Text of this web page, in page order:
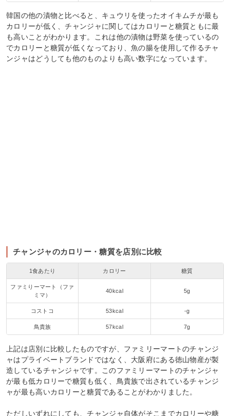
韓国の他の漬物と比べると、キュウリを使ったオイキムチが最も
カロリーが低く、チャンジャに関してはカロリーと糖質ともに最
も高いことがわかります。これは他の漬物は野菜を使っているの
でカロリーと糖質が低くなっており、魚の腸を使用して作るチャ
ンジャはどうしても他のものよりも高い数字になっています。
チャンジャのカロリー・糖質を店別に比較
1食あたり カロリー 糖質
ファミりーマート（ファ
ミマ）
40kcal 5g
コストコ 53kcal -g
鳥貴族 57kcal 7g
上記は店別に比較したものですが、ファミリーマートのチャンジ
ャはプライベートブランドではなく、大阪府にある徳山物産が製
造しているチャンジャです。このファミリーマートのチャンジャ
が最も低カロリーで糖質も低く、鳥貴族で出されているチャンジ
ャが最も高いカロリーと糖質であることがわかりました。
ただしいずれにしても、チャンジャ自体がそこまでカロリーや糖